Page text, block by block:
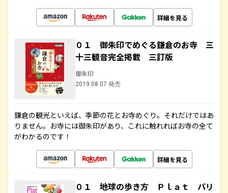
詳細を見る
０１ 御朱印でめぐる鎌倉のお寺 三
十三観音完全掲載 三訂版
御朱印
2019.08.07 発売
鎌倉の観光といえば、季節の花とお寺めぐり。それだけではあ
りません。お寺には御朱印があり、これに触れればお寺の全て
がわかるのです！
詳細を見る
０１ 地球の歩き方 Ｐｌａｔ パリ